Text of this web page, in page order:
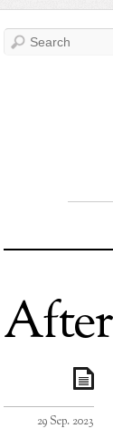
After
29 Sep. 2023